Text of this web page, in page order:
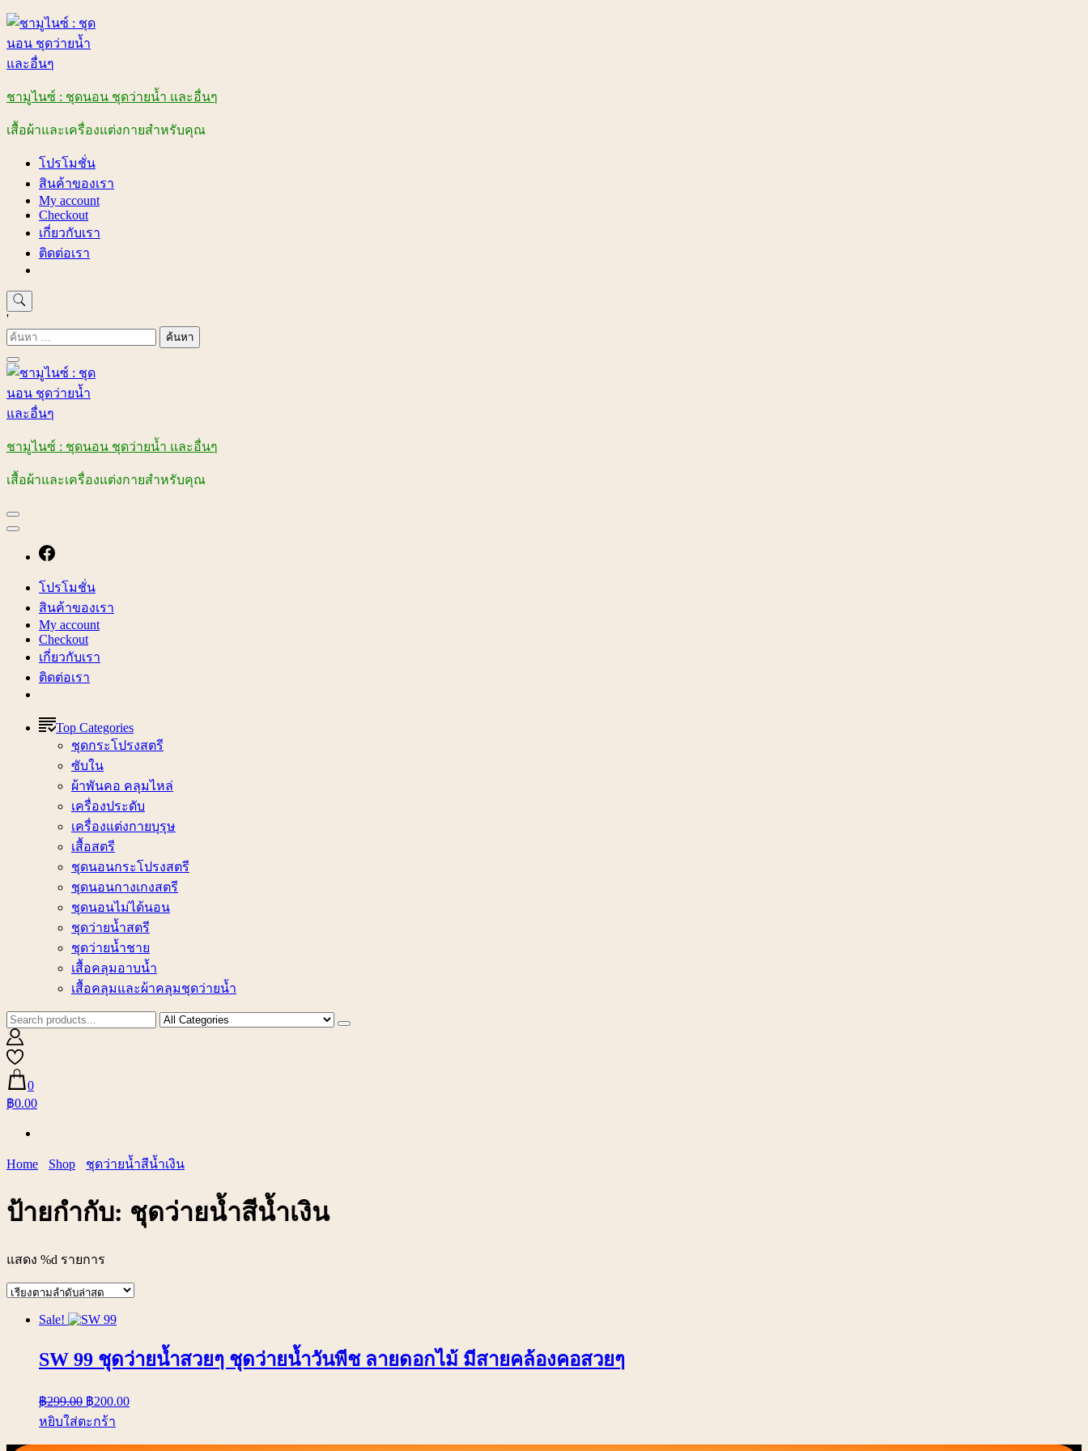
Skip
content
ชามูไนซ์ : ชุดนอน ชุดว่ายน้ำ และอื่นๆ
เสื้อผ้าและเครื่องแต่งกายสำหรับคุณ
โปรโมชั่น
สินค้าของเรา
My account
Checkout
เกี่ยวกับเรา
ติดต่อเรา
'
ค้นหา
สำหรับ:
ชามูไนซ์ : ชุดนอน ชุดว่ายน้ำ และอื่นๆ
เสื้อผ้าและเครื่องแต่งกายสำหรับคุณ
โปรโมชั่น
สินค้าของเรา
My account
Checkout
เกี่ยวกับเรา
ติดต่อเรา
Top Categories
ชุดกระโปรงสตรี
ซับใน
ผ้าพันคอ คลุมไหล่
เครื่องประดับ
เครื่องแต่งกายบุรุษ
เสื้อสตรี
ชุดนอนกระโปรงสตรี
ชุดนอนกางเกงสตรี
ชุดนอนไม่ได้นอน
ชุดว่ายน้ำสตรี
ชุดว่ายน้ำชาย
เสื้อคลุมอาบน้ำ
เสื้อคลุมและผ้าคลุมชุดว่ายน้ำ
0
฿0.00
Home Shop ชุดว่ายน้ำสีน้ำเงิน
ป้ายกำกับ: ชุดว่ายน้ำสีน้ำเงิน
แสดง %d รายการ
Sale!
SW 99 ชุดว่ายน้ำสวยๆ ชุดว่ายน้ำวันพีช ลายดอกไม้ มีสายคล้องคอสวยๆ
฿299.00 ฿200.00
หยิบใส่ตะกร้า